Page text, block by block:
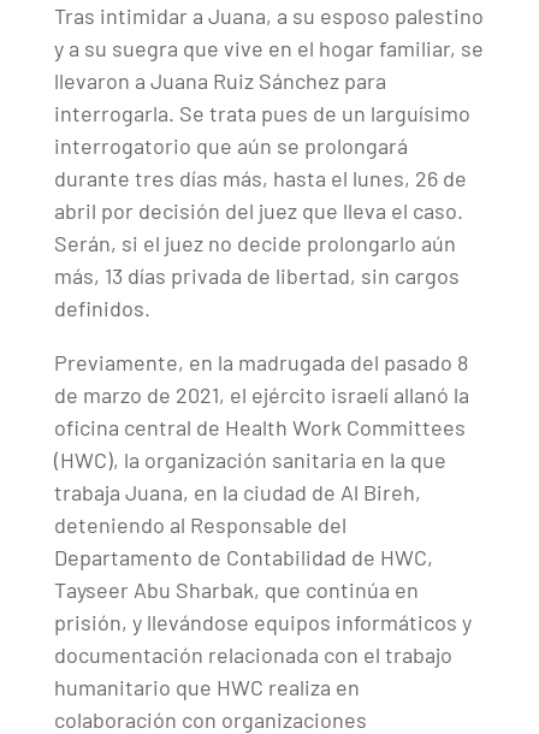
Tras intimidar a Juana, a su esposo palestino
y a su suegra que vive en el hogar familiar, se
llevaron a Juana Ruiz Sánchez para
interrogarla. Se trata pues de un larguísimo
interrogatorio que aún se prolongará
durante tres días más, hasta el lunes, 26 de
abril por decisión del juez que lleva el caso.
Serán, si el juez no decide prolongarlo aún
más, 13 días privada de libertad, sin cargos
definidos.
Previamente, en la madrugada del pasado 8
de marzo de 2021, el ejército israelí allanó la
oficina central de Health Work Committees
(HWC), la organización sanitaria en la que
trabaja Juana, en la ciudad de Al Bireh,
deteniendo al Responsable del
Departamento de Contabilidad de HWC,
Tayseer Abu Sharbak, que continúa en
prisión, y llevándose equipos informáticos y
documentación relacionada con el trabajo
humanitario que HWC realiza en
colaboración con organizaciones